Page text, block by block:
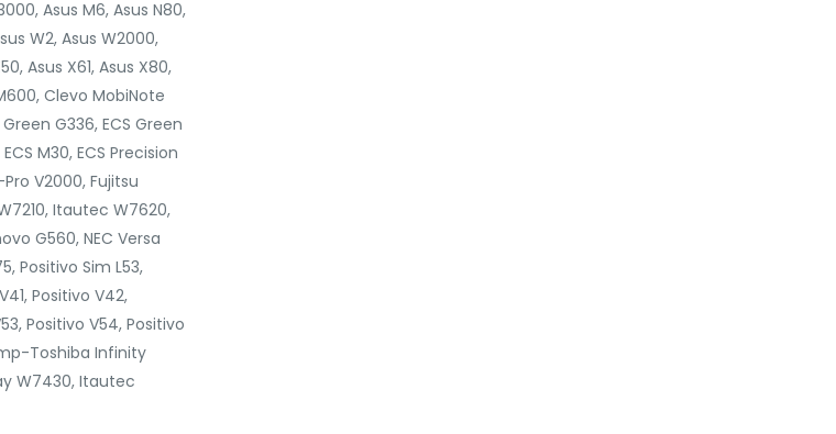
Asus M6, Asus N80,
W2, Asus W2000,
Asus X61, Asus X80,
Clevo MobiNote
G336, ECS Green
M30, ECS Precision
Pro V2000, Fujitsu
Itautec W7620,
G560, NEC Versa
Positivo Sim L53,
Positivo V42,
Positivo V54, Positivo
Toshiba Infinity
W7430, Itautec